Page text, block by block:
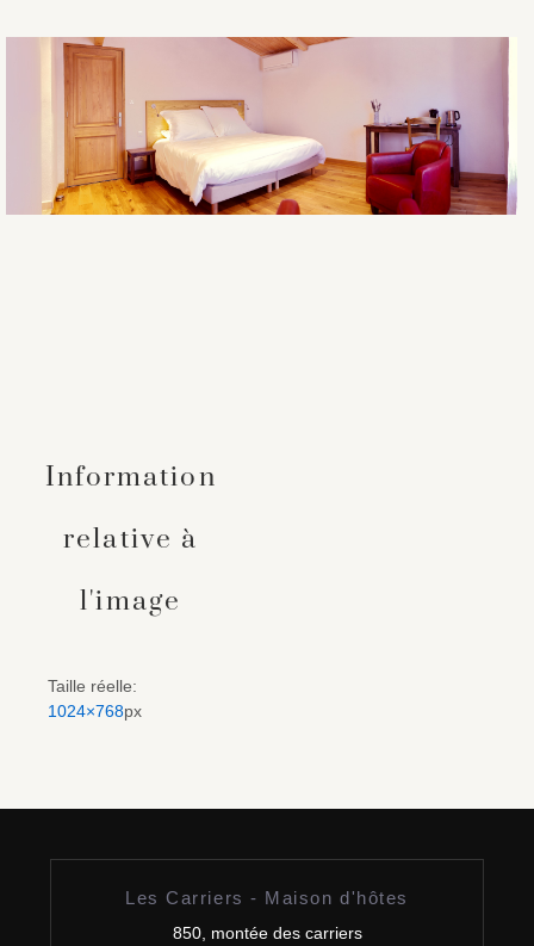
Information
relative à
l'image
Taille réelle:
1024×768px
Les Carriers - Maison d'hôtes
850, montée des carriers